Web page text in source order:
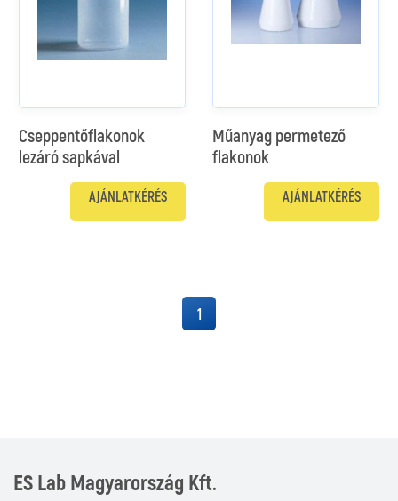
Cseppentőflakonok
lezáró sapkával
AJÁNLATKÉRÉS
Műanyag permetező
flakonok
AJÁNLATKÉRÉS
1
ES Lab Magyarország Kft.